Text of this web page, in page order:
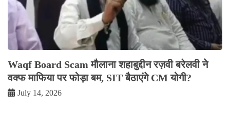
Waqf Board Scam मौलाना शहाबुद्दीन रज़वी बरेलवी ने
वक्फ माफिया पर फोड़ा बम, SIT बैठाएंगे CM योगी?
July 14, 2026